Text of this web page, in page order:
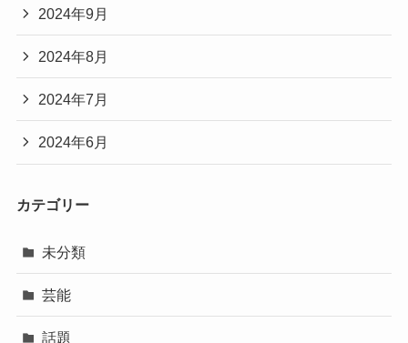
2024年9月
2024年8月
2024年7月
2024年6月
カテゴリー
未分類
芸能
話題